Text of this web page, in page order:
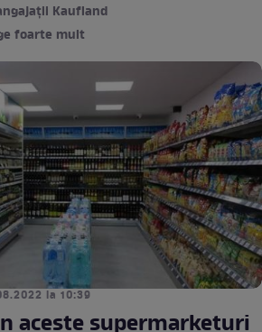
Kaufland
foarte mult
la 10:39
aceste supermarketuri